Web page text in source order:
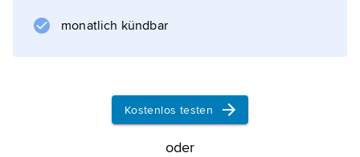
Grundlagen der Finanzgerichtsbarkeit, der
Informationen zum Artikel
monatlich kündbar
Kostenlos testen
oder